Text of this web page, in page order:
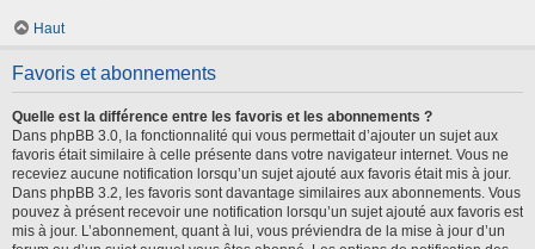
Haut
Favoris et abonnements
Quelle est la différence entre les favoris et les abonnements ?
Dans phpBB 3.0, la fonctionnalité qui vous permettait d’ajouter un sujet aux
favoris était similaire à celle présente dans votre navigateur internet. Vous ne
receviez aucune notification lorsqu’un sujet ajouté aux favoris était mis à jour.
Dans phpBB 3.2, les favoris sont davantage similaires aux abonnements. Vous
pouvez à présent recevoir une notification lorsqu’un sujet ajouté aux favoris est
mis à jour. L’abonnement, quant à lui, vous préviendra de la mise à jour d’un